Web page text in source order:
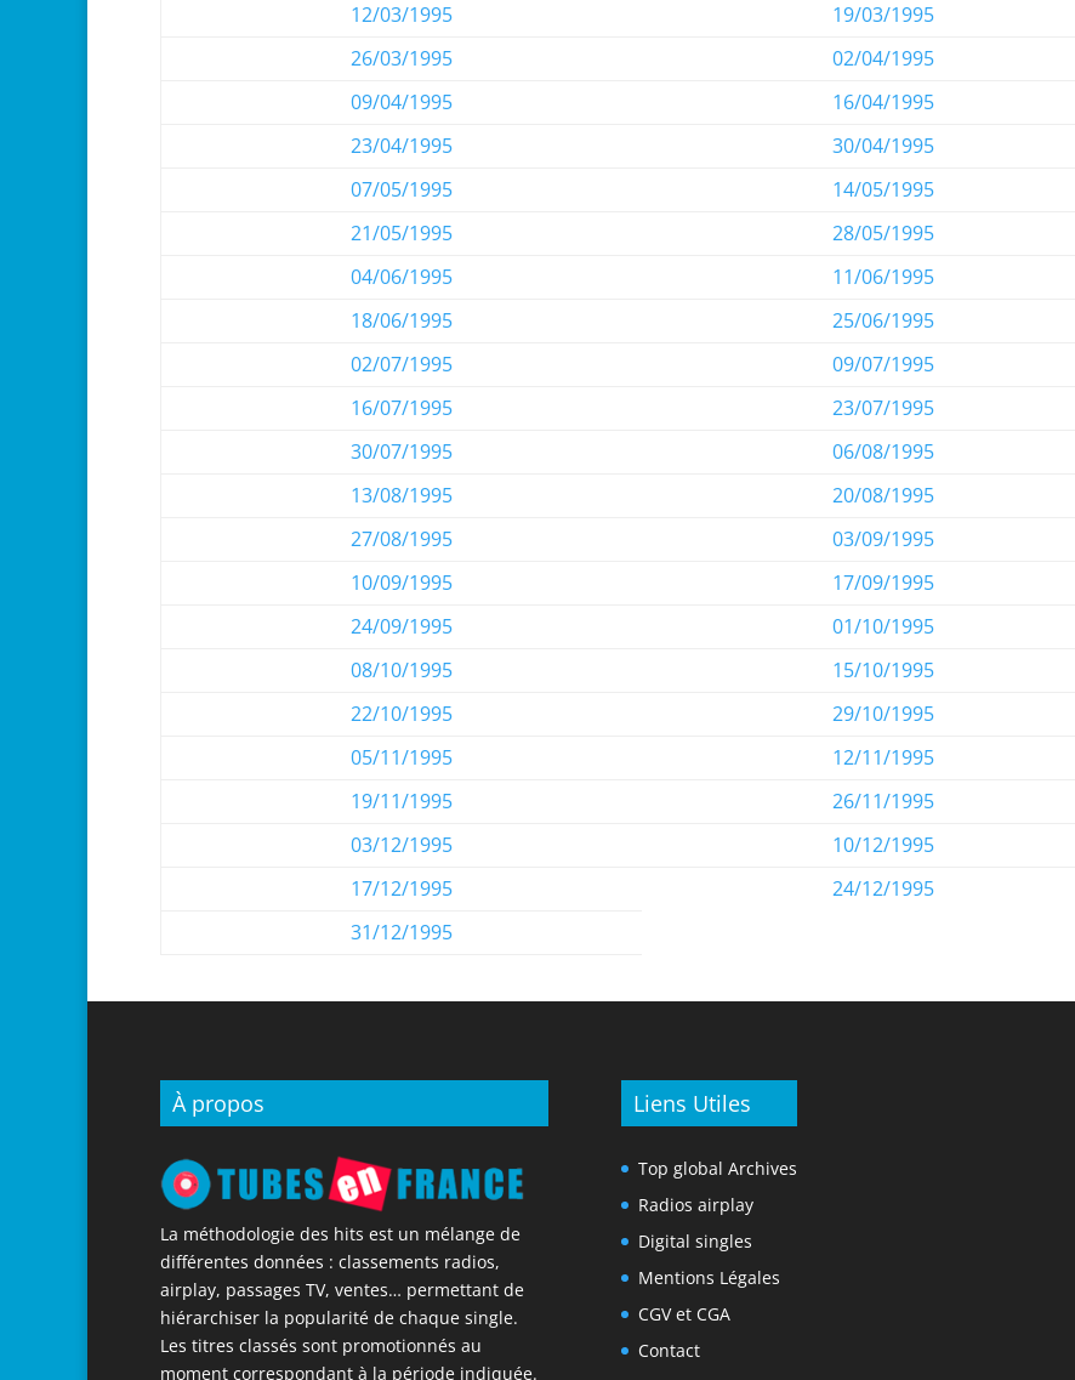
12/03/1995
19/03/1995
26/03/1995
02/04/1995
09/04/1995
16/04/1995
23/04/1995
30/04/1995
07/05/1995
14/05/1995
21/05/1995
28/05/1995
04/06/1995
11/06/1995
18/06/1995
25/06/1995
02/07/1995
09/07/1995
16/07/1995
23/07/1995
30/07/1995
06/08/1995
13/08/1995
20/08/1995
27/08/1995
03/09/1995
10/09/1995
17/09/1995
24/09/1995
01/10/1995
08/10/1995
15/10/1995
22/10/1995
29/10/1995
05/11/1995
12/11/1995
19/11/1995
26/11/1995
03/12/1995
10/12/1995
17/12/1995
24/12/1995
31/12/1995
À propos
La méthodologie des hits est un mélange de
différentes données : classements radios,
airplay, passages TV, ventes… permettant de
hiérarchiser la popularité de chaque single.
Les titres classés sont promotionnés au
moment correspondant à la période indiquée.
Liens Utiles
Top global Archives
Radios airplay
Digital singles
Mentions Légales
CGV et CGA
Contact